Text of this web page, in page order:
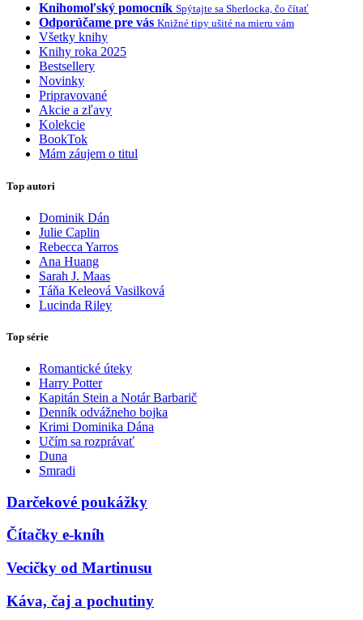
Knihomoľský pomocník Spýtajte sa Sherlocka, čo čítať
Odporúčame pre vás Knižné tipy ušité na mieru vám
Všetky knihy
Knihy roka 2025
Bestsellery
Novinky
Pripravované
Akcie a zľavy
Kolekcie
BookTok
Mám záujem o titul
Top autori
Dominik Dán
Julie Caplin
Rebecca Yarros
Ana Huang
Sarah J. Maas
Táňa Keleová Vasilková
Lucinda Riley
Top série
Romantické úteky
Harry Potter
Kapitán Stein a Notár Barbarič
Denník odvážneho bojka
Krimi Dominika Dána
Učím sa rozprávať
Duna
Smradi
Darčekové poukážky
Čítačky e-kníh
Vecičky od Martinusu
Káva, čaj a pochutiny